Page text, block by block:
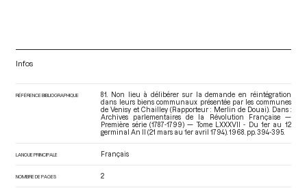
Infos
RÉFÉRENCE BIBLIOGRAPHIQUE
81. Non lieu à délibérer sur la demande en réintégration
dans leurs biens communaux présentée par les communes
de Venisy et Chailley (Rapporteur : Merlin de Douai). Dans :
Archives parlementaires de la Révolution Française —
Première série (1787-1799) — Tome LXXXVII - Du 1er au 12
germinal An II (21 mars au 1er avril 1794) . 1968. pp. 394-395.
LANGUE PRINCIPALE Français
NOMBRE DE PAGES 2